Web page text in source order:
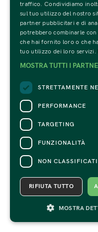
Tutti i
C.F. e
Viale Te
Per informazioni e
Per informazioni sul
traffico. Condividiamo
sul tuo utilizzo del nostro
partner pubblicitari e di
potrebbero combinarle
che hai fornito loro o che
tuo utilizzo dei loro servizi.
MOSTRA TUTTI I
STRETTAMENTE
PERFORMANCE
TARGETING
FUNZIONALITÀ
NON CLASSIFICATI
RIFIUTA TUTTO
MOSTRA